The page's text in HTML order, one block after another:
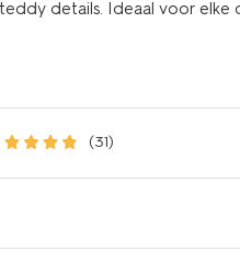
details. Ideaal voor elke
(31)